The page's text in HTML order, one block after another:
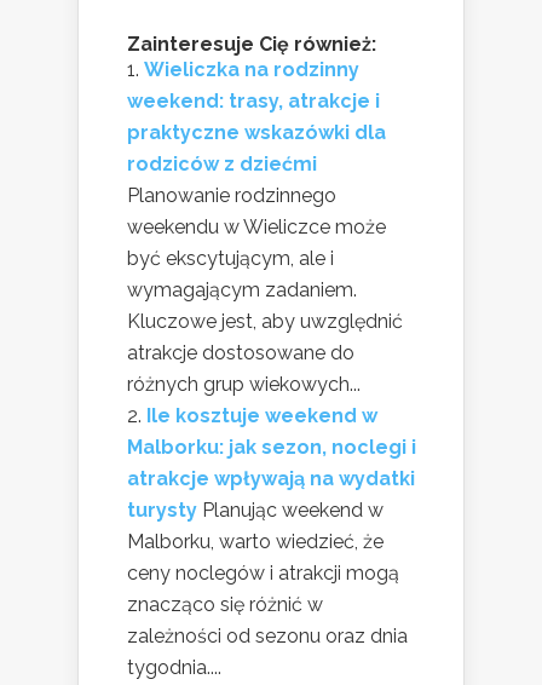
Zainteresuje Cię również:
Wieliczka na rodzinny
weekend: trasy, atrakcje i
praktyczne wskazówki dla
rodziców z dziećmi
Planowanie rodzinnego
weekendu w Wieliczce może
być ekscytującym, ale i
wymagającym zadaniem.
Kluczowe jest, aby uwzględnić
atrakcje dostosowane do
różnych grup wiekowych...
Ile kosztuje weekend w
Malborku: jak sezon, noclegi i
atrakcje wpływają na wydatki
turysty Planując weekend w
Malborku, warto wiedzieć, że
ceny noclegów i atrakcji mogą
znacząco się różnić w
zależności od sezonu oraz dnia
tygodnia....